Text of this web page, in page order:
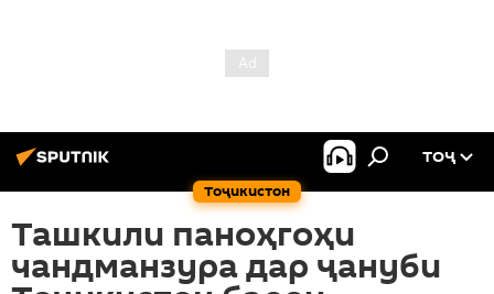
Тоҷикистон
ТОҶ
Ташкили паноҳгоҳи
чандманзура дар ҷануби